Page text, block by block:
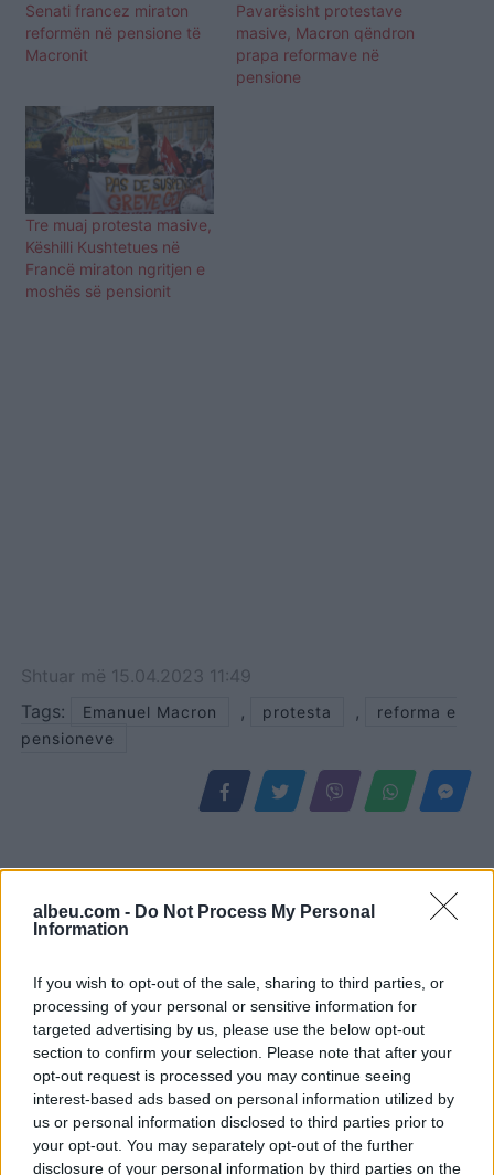
albeu.com - Do Not Process My Personal
Information
If you wish to opt-out of the sale, sharing to third parties, or
processing of your personal or sensitive information for
targeted advertising by us, please use the below opt-out
section to confirm your selection. Please note that after your
opt-out request is processed you may continue seeing
interest-based ads based on personal information utilized by
us or personal information disclosed to third parties prior to
your opt-out. You may separately opt-out of the further
disclosure of your personal information by third parties on the
Senati francez miraton
reformën në pensione të
Macronit
Pavarësisht protestave
masive, Macron qëndron
prapa reformave në
pensione
Tre muaj protesta masive,
Këshilli Kushtetues në
Francë miraton ngritjen e
moshës së pensionit
Shtuar më 15.04.2023 11:49
Tags:
Emanuel Macron , protesta ,
reforma e
pensioneve
Hetimi i BBC: Rusia ka
sekuestruar ose synon të
marrë mbi 34 mijë prona
të ukrainasve në zonat e
pushtuara
Meta përballet me gjobën
rekord prej 567 milionë
dollarësh për dëmtimin e
fëmijëve